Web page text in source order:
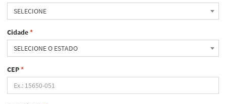
SELECIONE
Cidade*
SELECIONE O ESTADO
CEP*